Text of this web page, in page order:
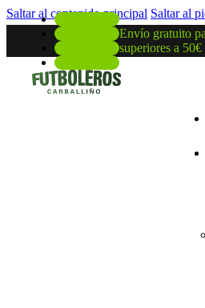
Saltar al contenido principal Saltar al
Envío gratuito
superiores a 50€